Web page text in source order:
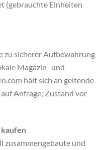
(gebrauchte Einheiten
zu sicherer Aufbewahrung
Magazin- und
hält sich an geltende
Anfrage; Zustand vor
zusammengebaute und